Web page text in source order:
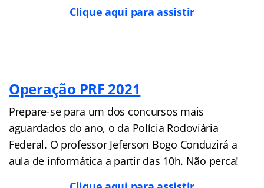
Clique aqui para assistir
Operação PRF 2021
Prepare-se para um dos concursos mais
aguardados do ano, o da Polícia Rodoviária
Federal. O professor Jeferson Bogo Conduzirá a
aula de informática a partir das 10h. Não perca!